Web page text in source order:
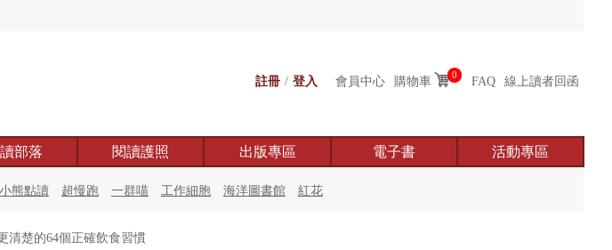
註冊 / 登入 會員中心 購物車 0 FAQ 線上讀者回函
部落 閱讀護照 出版專區 電子書 活動專區
小熊點讀 超慢跑 一群喵 工作細胞 海洋圖書館 紅花
清楚的64個正確飲食習慣